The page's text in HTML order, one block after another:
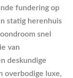
fundering op
statig herenhuis
snel
van
deskundige
overbodige luxe,